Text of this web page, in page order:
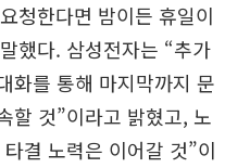
청한다면 밤이든 휴일이
했다. 삼성전자는 “추가
화를 통해 마지막까지 문
할 것”이라고 밝혔고, 노
결 노력은 이어갈 것”이